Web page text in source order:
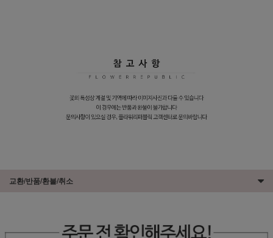
교환/반품/환불/취소